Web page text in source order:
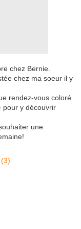
chez Bernie.
chez ma soeur il y
rendez-vous coloré
pour y découvrir
une